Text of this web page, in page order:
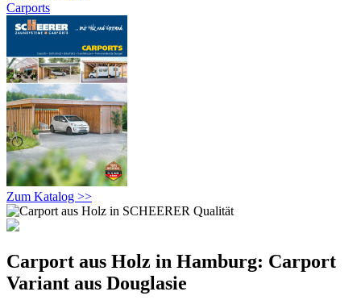
Carports
Zum Katalog >>
Carport aus Holz in Hamburg: Carport
Variant aus Douglasie